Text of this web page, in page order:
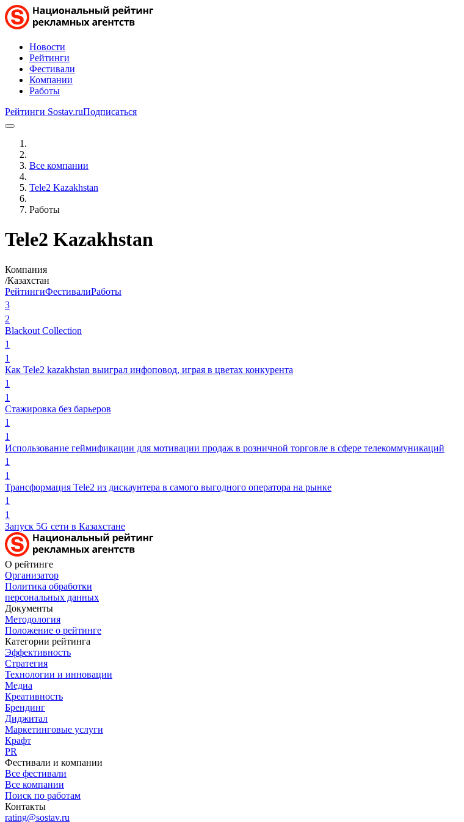
Новости
Рейтинги
Фестивали
Компании
Работы
Рейтинги Sostav.ruПодписаться
Все компании
Tele2 Kazakhstan
Работы
Tele2 Kazakhstan
Компания
/Казахстан
РейтингиФестивалиРаботы
3
2
Blackout Collection
1
1
Как Tele2 kazakhstan выиграл инфоповод, играя в цветах конкурента
1
1
Стажировкa без барьеров
1
1
Использование геймификации для мотивации продаж в розничной торговле в сфере телекоммуникаций
1
1
Трансформация Tele2 из дискаунтера в самого выгодного оператора на рынке
1
1
Запуск 5G сети в Казахстане
О рейтинге
Организатор
Политика обработки
персональных данных
Документы
Методология
Положение о рейтинге
Категории рейтинга
Эффективность
Стратегия
Технологии и инновации
Медиа
Креативность
Брендинг
Диджитал
Маркетинговые услуги
Крафт
PR
Фестивали и компании
Все фестивали
Все компании
Поиск по работам
Контакты
rating@sostav.ru